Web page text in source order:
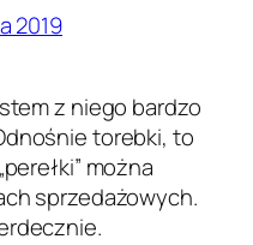
2019
z niego bardzo
torebki, to
można
sprzedażowych.